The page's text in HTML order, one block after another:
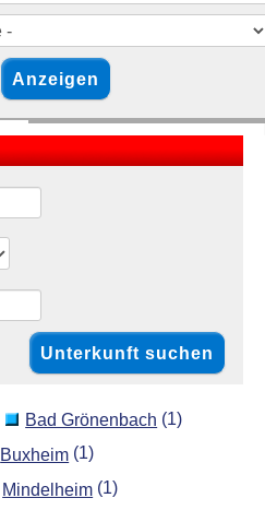
Bad Grönenbach (1)
Buxheim (1)
Mindelheim (1)